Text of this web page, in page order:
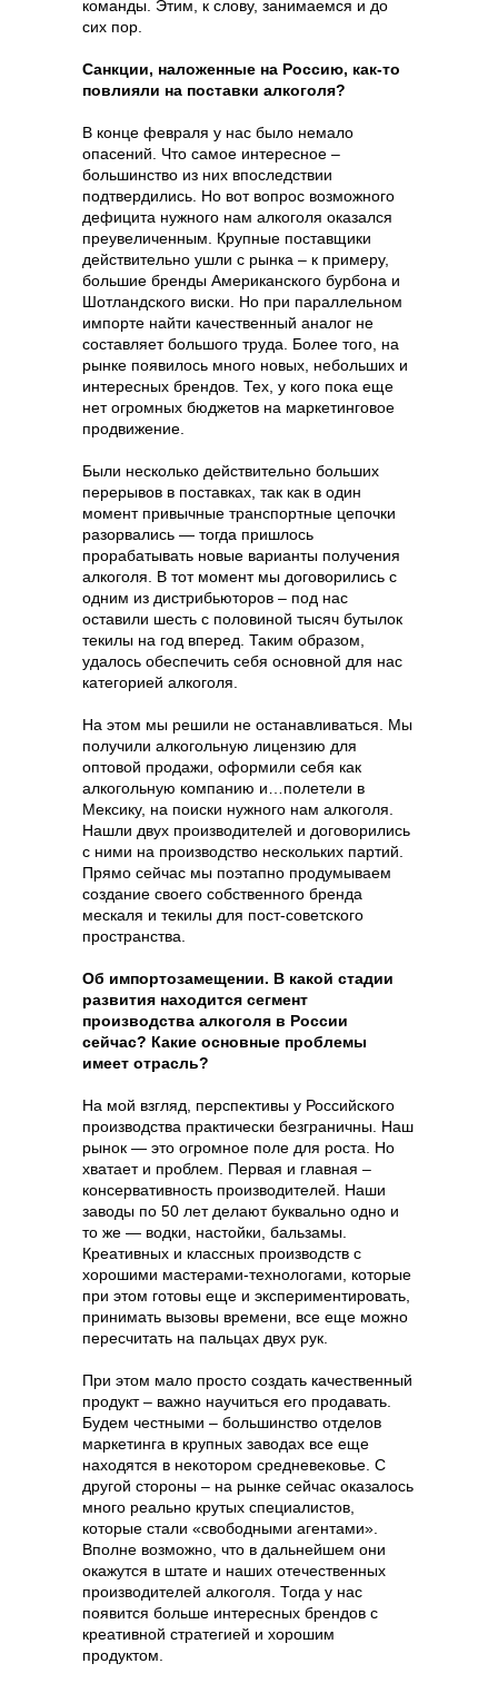
команды. Этим, к слову, занимаемся и до
сих пор.
Санкции, наложенные на Россию, как-то
повлияли на поставки алкоголя?
В конце февраля у нас было немало
опасений. Что самое интересное –
большинство из них впоследствии
подтвердились. Но вот вопрос возможного
дефицита нужного нам алкоголя оказался
преувеличенным. Крупные поставщики
действительно ушли с рынка – к примеру,
большие бренды Американского бурбона и
Шотландского виски. Но при параллельном
импорте найти качественный аналог не
составляет большого труда. Более того, на
рынке появилось много новых, небольших и
интересных брендов. Тех, у кого пока еще
нет огромных бюджетов на маркетинговое
продвижение.
Были несколько действительно больших
перерывов в поставках, так как в один
момент привычные транспортные цепочки
разорвались — тогда пришлось
прорабатывать новые варианты получения
алкоголя. В тот момент мы договорились с
одним из дистрибьюторов – под нас
оставили шесть с половиной тысяч бутылок
текилы на год вперед. Таким образом,
удалось обеспечить себя основной для нас
категорией алкоголя.
На этом мы решили не останавливаться. Мы
получили алкогольную лицензию для
оптовой продажи, оформили себя как
алкогольную компанию и…полетели в
Мексику, на поиски нужного нам алкоголя.
Нашли двух производителей и договорились
с ними на производство нескольких партий.
Прямо сейчас мы поэтапно продумываем
создание своего собственного бренда
мескаля и текилы для пост-советского
пространства.
Об импортозамещении. В какой стадии
развития находится сегмент
производства алкоголя в России
сейчас? Какие основные проблемы
имеет отрасль?
На мой взгляд, перспективы у Российского
производства практически безграничны. Наш
рынок — это огромное поле для роста. Но
хватает и проблем. Первая и главная –
консервативность производителей. Наши
заводы по 50 лет делают буквально одно и
то же — водки, настойки, бальзамы.
Креативных и классных производств с
хорошими мастерами-технологами, которые
при этом готовы еще и экспериментировать,
принимать вызовы времени, все еще можно
пересчитать на пальцах двух рук.
При этом мало просто создать качественный
продукт – важно научиться его продавать.
Будем честными – большинство отделов
маркетинга в крупных заводах все еще
находятся в некотором средневековье. С
другой стороны – на рынке сейчас оказалось
много реально крутых специалистов,
которые стали «свободными агентами».
Вполне возможно, что в дальнейшем они
окажутся в штате и наших отечественных
производителей алкоголя. Тогда у нас
появится больше интересных брендов с
креативной стратегией и хорошим
продуктом.
Content Oriented Web
Make great presentations, longreads, and landing pages, as well as photo
stories, blogs, lookbooks, and all other kinds of content oriented projects.
договор оферта
способы оплаты